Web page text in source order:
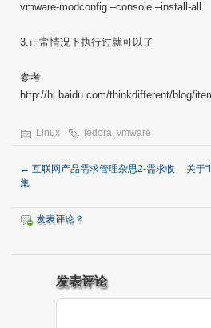
vmware-modconfig –console –install-all
3.正常情况下执行过就可以了
参考
http://hi.baidu.com/thinkdifferent/blog/
Linux fedora, vmware
← 互联网产品需求管理杂思2-需求收
集
关于
发表评论？
发表评论